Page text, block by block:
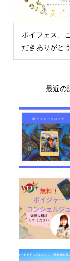
ボイフェス、
だきありがと
最近の